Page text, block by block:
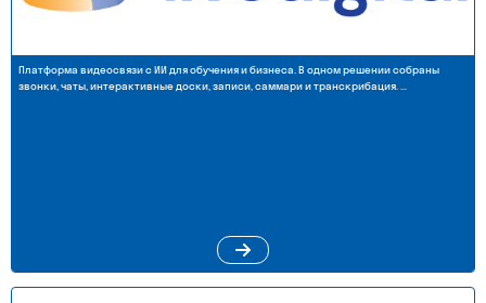
Платформа видеосвязи с ИИ для обучения и бизнеса. В одном решении собраны
звонки, чаты, интерактивные доски, записи, саммари и транскрибация. …